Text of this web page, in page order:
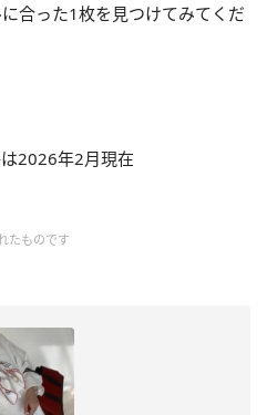
合った1枚を見つけてみてくだ
2026年2月現在
たものです